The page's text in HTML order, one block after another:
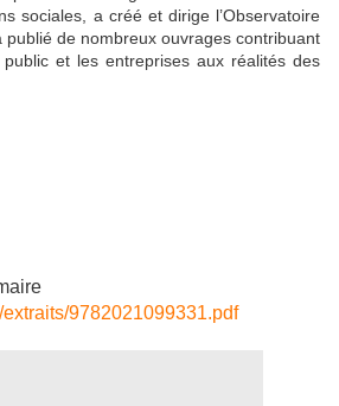
sociales, a créé et dirige l’Observatoire
publié de nombreux ouvrages contribuant
et les entreprises aux réalités des
9782021099331.pdf